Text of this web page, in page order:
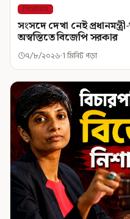
শিরোনাম
সংসদে দেখা নেই প্রধানমন্ত্রী-
অস্বস্তিতে বিজেপি সরকার
৭/৮/২০২৬ 1 মিনিট পড়া